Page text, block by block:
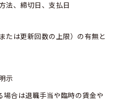
法、締切日、支払日
たは更新回数の上限）の有無と
示
合は退職手当や臨時の賃金や